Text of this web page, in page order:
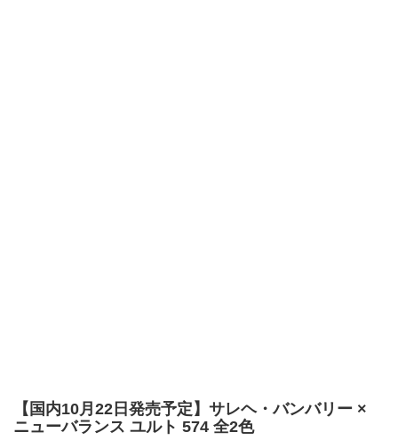
【国内10月22日発売予定】サレヘ・バンバリー ×
ニューバランス ユルト 574 全2色